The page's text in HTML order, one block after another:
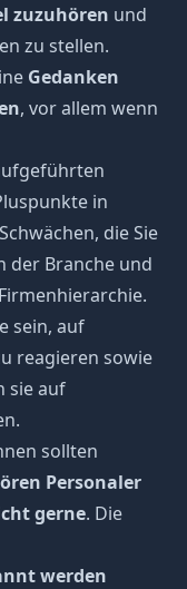
zuzuhören und
zu stellen.
Gedanken
, vor allem wenn
in
die Sie
der Branche und
sein, auf
reagieren sowie
sie auf
sollten
Personaler
gerne. Die
werden